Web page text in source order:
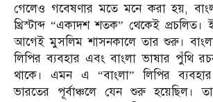
গেলেও গবেষণার মতে মনে করা হয়,
খ্রিস্টাব্দ “একাদশ শতক” থেকেই
আগেই মুসলিম শাসনকালে তার শুরু।
লিপির ব্যবহার এবং বাংলা ভাষার পুঁথি
থাকে। এমন এ “বাংলা” লিপির
ভারতের পূর্বাঞ্চলে যেন শুরু হয়েছিল।